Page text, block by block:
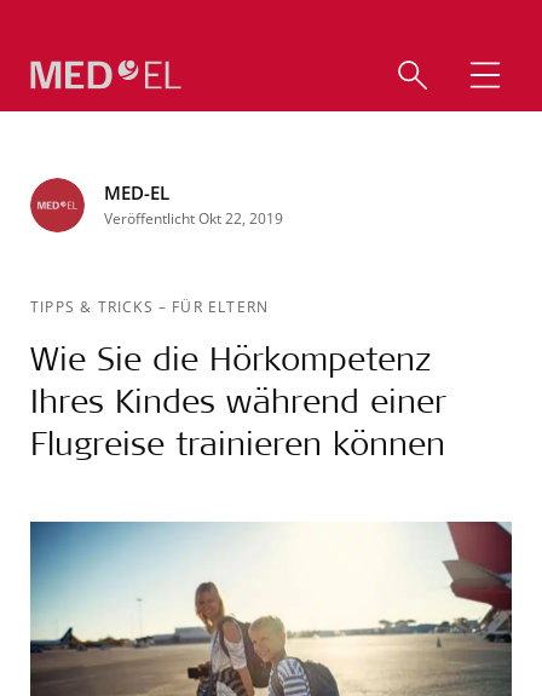
MED-EL
Veröffentlicht Okt 22, 2019
TIPPS & TRICKS – FÜR ELTERN
Wie Sie die Hörkompetenz
Ihres Kindes während einer
Flugreise trainieren können